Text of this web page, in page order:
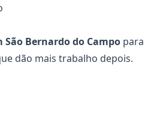
Bernardo do Campo para
dão mais trabalho depois.